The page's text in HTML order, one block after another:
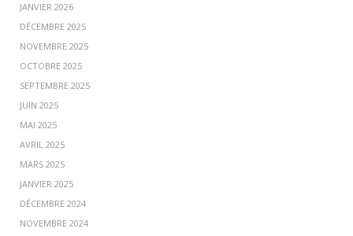
JANVIER 2026
DÉCEMBRE 2025
NOVEMBRE 2025
OCTOBRE 2025
SEPTEMBRE 2025
JUIN 2025
MAI 2025
AVRIL 2025
MARS 2025
JANVIER 2025
DÉCEMBRE 2024
NOVEMBRE 2024